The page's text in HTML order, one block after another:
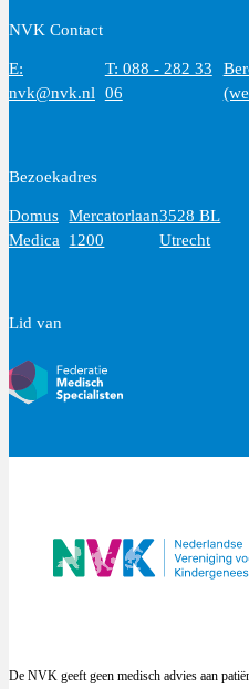
NVK Contact
E:
nvk@nvk.nl
T: 088 - 282 33
06
Bezoekadres
Domus
Medica
Mercatorlaan
1200
3528 BL
Utrecht
Lid van
De NVK geeft geen medisch advies aan